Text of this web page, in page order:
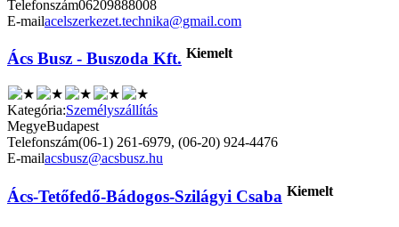
Telefonszám06209888008
E-mailacelszerkezet.technika@gmail.com
Ács Busz - Buszoda Kft. Kiemelt
Kategória:Személyszállítás
MegyeBudapest
Telefonszám(06-1) 261-6979, (06-20) 924-4476
E-mailacsbusz@acsbusz.hu
Ács-Tetőfedő-Bádogos-Szilágyi Csaba Kiemelt